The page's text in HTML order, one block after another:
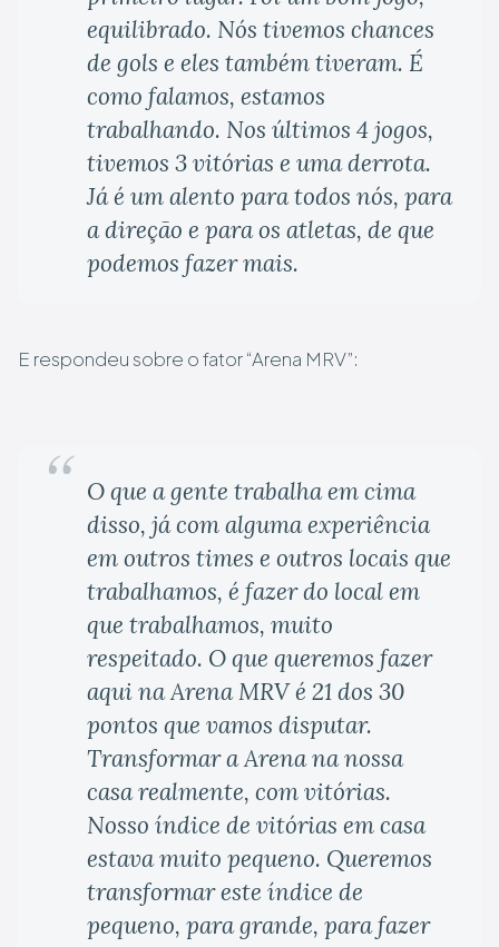
equilibrado. Nós tivemos chances
de gols e eles também tiveram. É
como falamos, estamos
trabalhando. Nos últimos 4 jogos,
tivemos 3 vitórias e uma derrota.
Já é um alento para todos nós, para
a direção e para os atletas, de que
podemos fazer mais.
E respondeu sobre o fator “Arena MRV”:
O que a gente trabalha em cima
disso, já com alguma experiência
em outros times e outros locais que
trabalhamos, é fazer do local em
que trabalhamos, muito
respeitado. O que queremos fazer
aqui na Arena MRV é 21 dos 30
pontos que vamos disputar.
Transformar a Arena na nossa
casa realmente, com vitórias.
Nosso índice de vitórias em casa
estava muito pequeno. Queremos
transformar este índice de
pequeno, para grande, para fazer